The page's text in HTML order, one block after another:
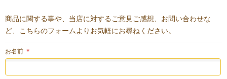
商品に関する事や、当店に対するご意見ご感想、お問い合わせな
ど、こちらのフォームよりお気軽にお尋ねください。
お名前 ＊